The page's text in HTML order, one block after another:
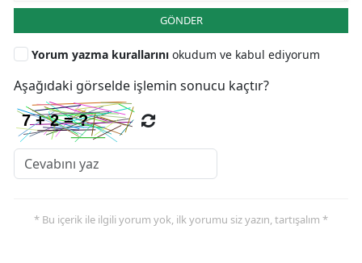
GÖNDER
Yorum yazma kurallarını okudum ve kabul ediyorum
Aşağıdaki görselde işlemin sonucu kaçtır?
* Bu içerik ile ilgili yorum yok, ilk yorumu siz yazın, tartışalım *